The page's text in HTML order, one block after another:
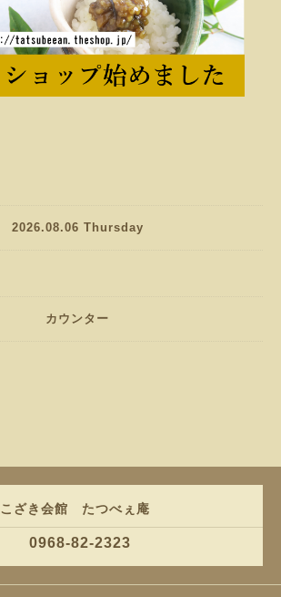
2026.08.06 Thursday
カウンター
こざき会館 たつべぇ庵
0968-82-2323